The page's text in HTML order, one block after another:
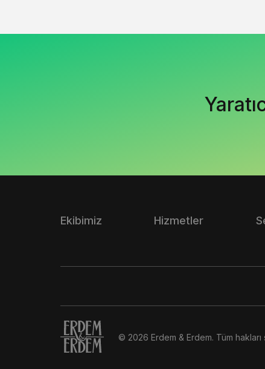
Ekibimiz Hizmetler
© 2026 Erdem & Erdem. Tüm hakları